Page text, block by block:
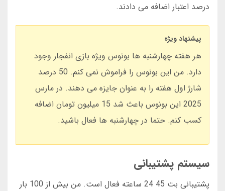
درصد اعتبار اضافه می دادند.
پیشنهاد ویژه
هر هفته چهارشنبه ها بونوس ویژه بازی انفجار وجود
دارد. من این بونوس را فراموش نمی کنم. 50 درصد
شارژ اول هفته را به عنوان جایزه می دهند. در مارس
2025 این بونوس باعث شد 15 میلیون تومان اضافه
کسب کنم. حتما در چهارشنبه ها فعال باشید.
سیستم پشتیبانی
پشتیبانی بت 45 24 ساعته فعال است. من بیش از 100 بار